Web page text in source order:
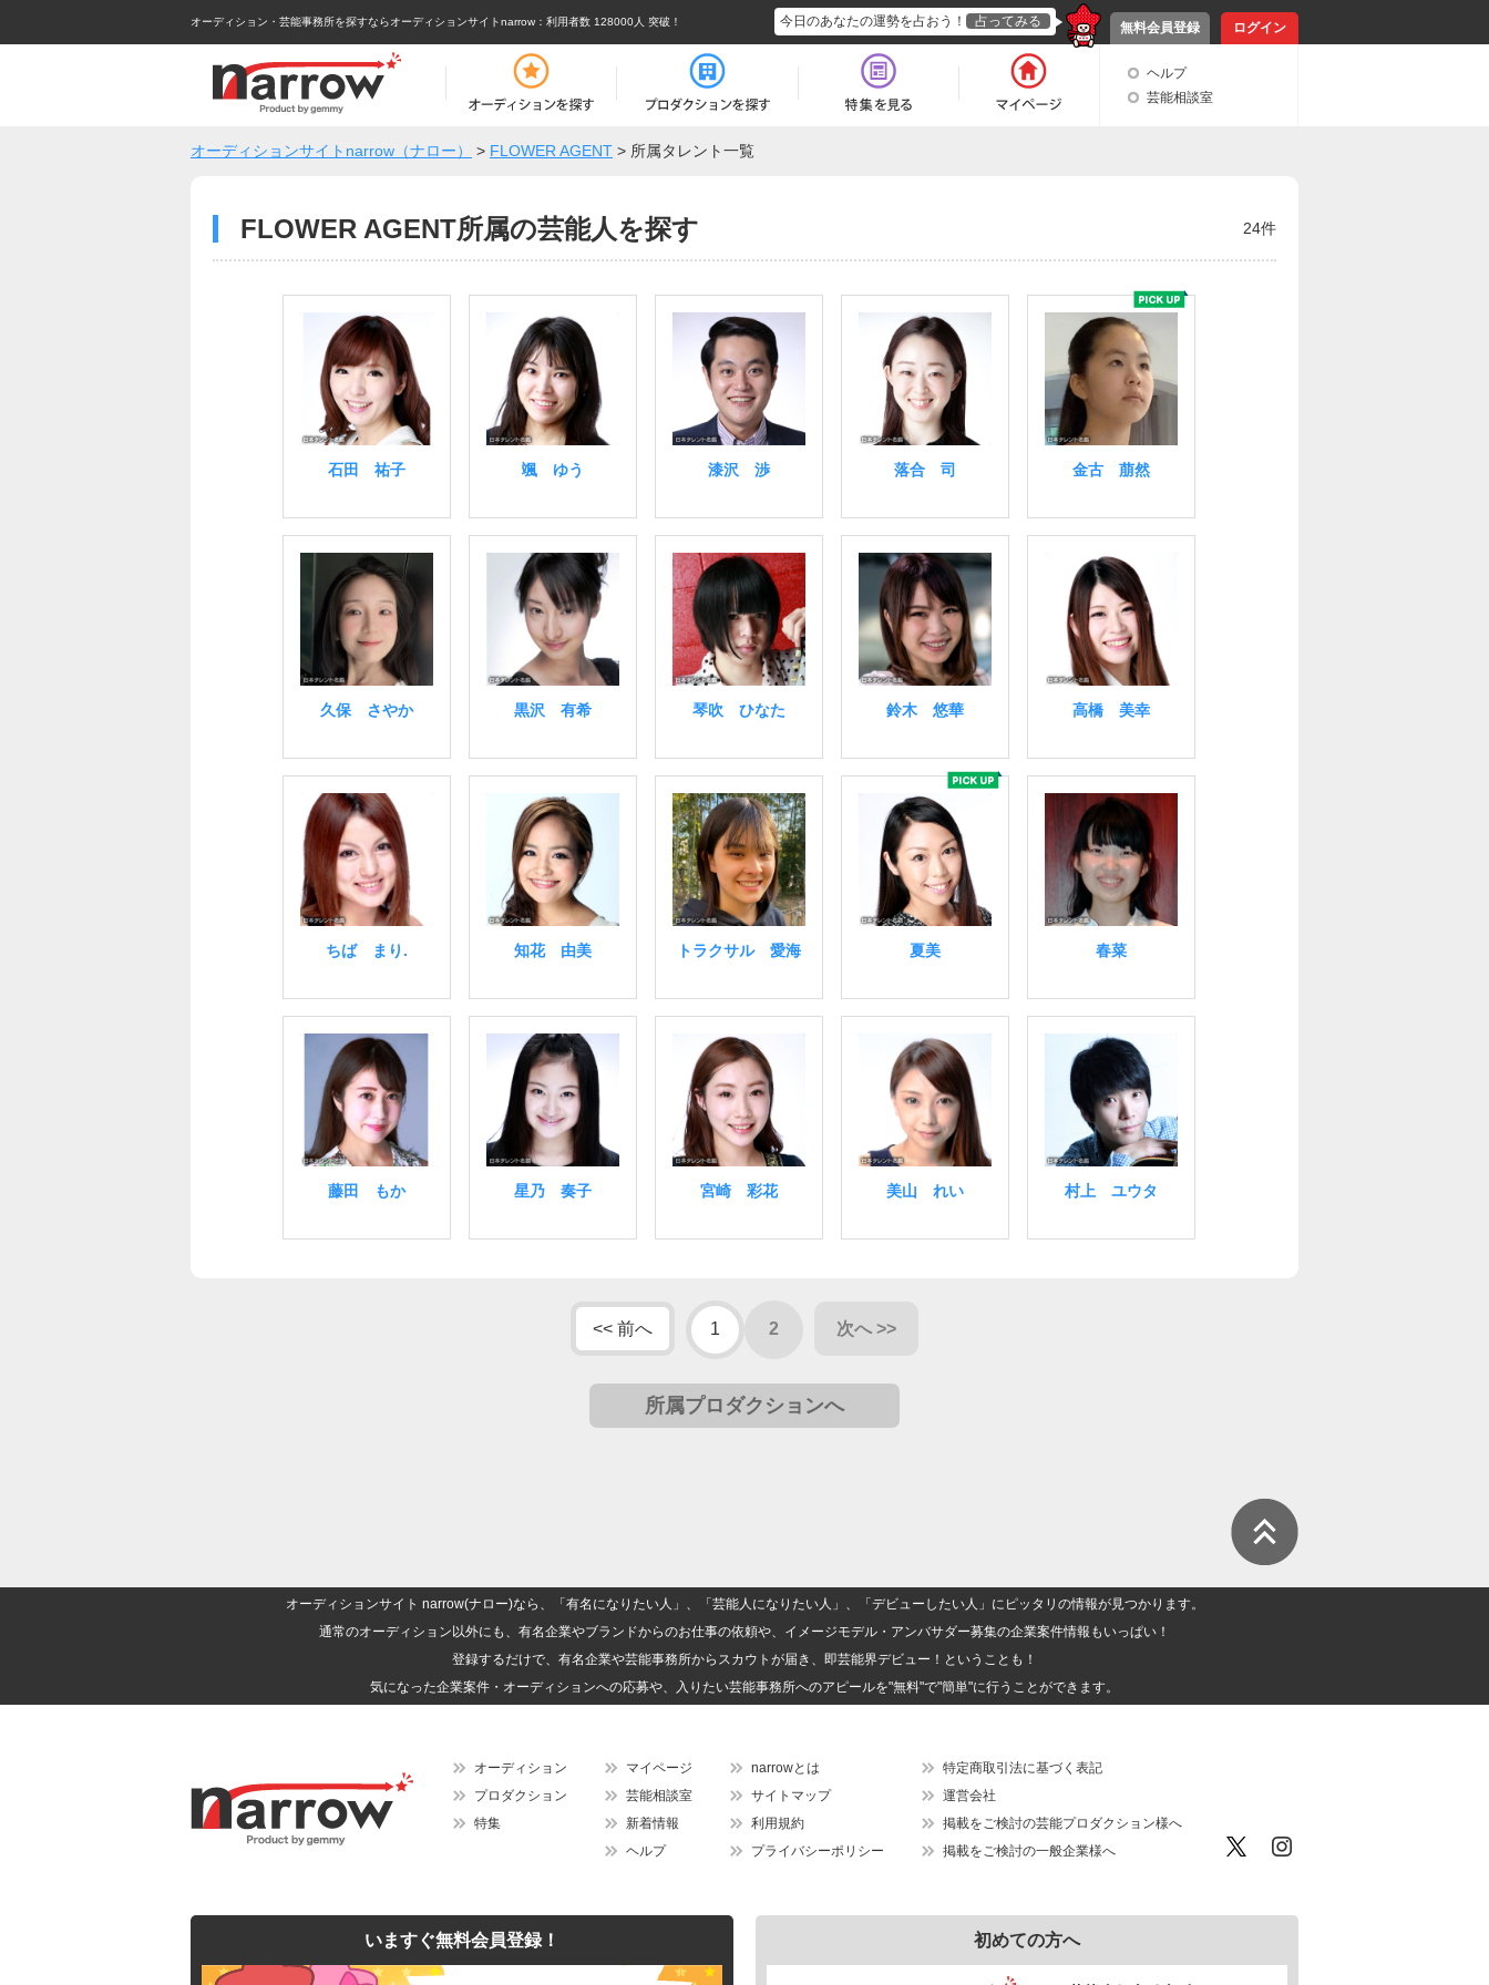
オーディション・芸能事務所を探すならオーディションサイトnarrow ：利用者数 128000人 突破！ 無料会員登録 ログイン
今日のあなたの運勢を占おう！ 占ってみる
ヘルプ
芸能相談室
オーディションサイトnarrow（ナロー） > FLOWER AGENT > 所属タレント一覧
FLOWER AGENT所属の芸能人を探す 24件
石田 祐子 颯 ゆう 漆沢 渉 落合 司 金古 萠然
久保 さやか 黒沢 有希 琴吹 ひなた 鈴木 悠華 高橋 美幸
ちば まり. 知花 由美 トラクサル 愛海 夏美 春菜
藤田 もか 星乃 奏子 宮崎 彩花 美山 れい 村上 ユウタ
<< 前へ 1 2 次へ >>
所属プロダクションへ
オーディションサイト narrow(ナロー)なら、「有名になりたい人」、「芸能人になりたい人」、「デビューしたい人」にピッタリの情報が見つかります。
通常のオーディション以外にも、有名企業やブランドからのお仕事の依頼や、イメージモデル・アンバサダー募集の企業案件情報もいっぱい！
登録するだけで、有名企業や芸能事務所からスカウトが届き、即芸能界デビュー！ということも！
気になった企業案件・オーディションへの応募や、入りたい芸能事務所へのアピールを"無料"で"簡単"に行うことができます。
オーディション
プロダクション
特集
マイページ
芸能相談室
新着情報
ヘルプ
narrowとは
サイトマップ
利用規約
プライバシーポリシー
特定商取引法に基づく表記
運営会社
掲載をご検討の芸能プロダクション様へ
掲載をご検討の一般企業様へ
いますぐ無料会員登録！ 初めての方へ